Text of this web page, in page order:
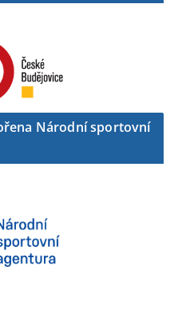
Národní sportovní